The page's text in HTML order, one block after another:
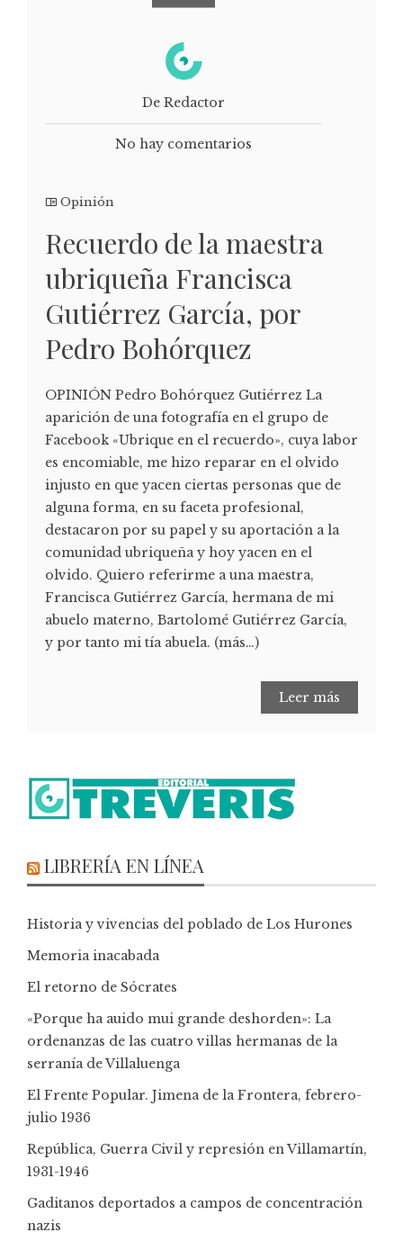
De Redactor
No hay comentarios
Opinión
Recuerdo de la maestra
ubriqueña Francisca
Gutiérrez García, por
Pedro Bohórquez
OPINIÓN Pedro Bohórquez Gutiérrez La
aparición de una fotografía en el grupo de
Facebook «Ubrique en el recuerdo», cuya labor
es encomiable, me hizo reparar en el olvido
injusto en que yacen ciertas personas que de
alguna forma, en su faceta profesional,
destacaron por su papel y su aportación a la
comunidad ubriqueña y hoy yacen en el
olvido. Quiero referirme a una maestra,
Francisca Gutiérrez García, hermana de mi
abuelo materno, Bartolomé Gutiérrez García,
y por tanto mi tía abuela. (más…)
Leer más
LIBRERÍA EN LÍNEA
Historia y vivencias del poblado de Los Hurones
Memoria inacabada
El retorno de Sócrates
«Porque ha auido mui grande deshorden»: La
ordenanzas de las cuatro villas hermanas de la
serranía de Villaluenga
El Frente Popular. Jimena de la Frontera, febrero-
julio 1936
República, Guerra Civil y represión en Villamartín,
1931-1946
Gaditanos deportados a campos de concentración
nazis